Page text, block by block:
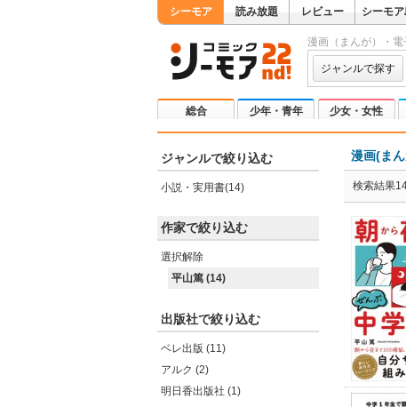
シーモア 読み放題 レビュー シーモア
漫画（まんが）・電
ジャンルで探す
総合 少年・青年 少女・女性
ジャンルで絞り込む
小説・実用書(14)
作家で絞り込む
選択解除
平山篤 (14)
出版社で絞り込む
ベレ出版 (11)
アルク (2)
明日香出版社 (1)
漫画(ま
検索結果